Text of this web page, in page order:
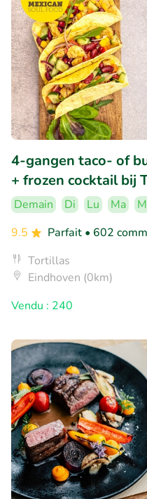
4-gangen taco- of
+ frozen cocktail bij
Demain Di Lu Ma
9.5
Parfait • 602
Tortillas
Eindhoven (0km)
Vendu : 240